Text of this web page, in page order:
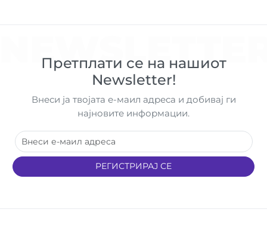
Претплати се на нашиот
Newsletter!
Внеси ја твојата е-маил адреса и добивај ги
најновите информации.
РЕГИСТРИРАЈ СЕ